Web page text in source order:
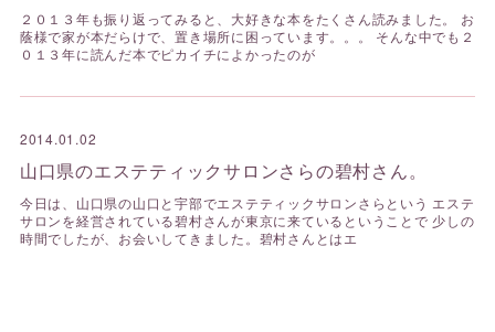
２０１３年も振り返ってみると、大好きな本をたくさん読みました。 お
蔭様で家が本だらけで、置き場所に困っています。。。 そんな中でも２
０１３年に読んだ本でピカイチによかったのが
2014.01.02
山口県のエステティックサロンさらの碧村さん。
今日は、山口県の山口と宇部でエステティックサロンさらという エステ
サロンを経営されている碧村さんが東京に来ているということで 少しの
時間でしたが、お会いしてきました。碧村さんとはエ